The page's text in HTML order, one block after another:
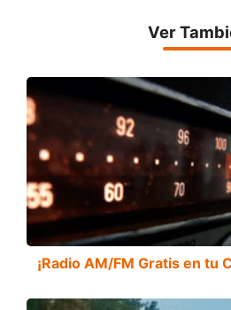
Ver
¡Radio AM/FM Gratis en tu